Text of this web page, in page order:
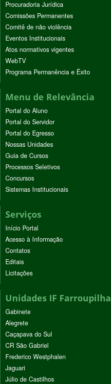
Procuradoria Jurídica
Comissões Permanentes
Comitê de não violência
Eventos Institucionais
Atos normativos vigentes
WebTV
Programa Permanência e Êxito
Menu de Relevância
Portal do Aluno
Portal do Servidor
Portal do Egresso
Nossas Unidades
Guia de Cursos
Processos Seletivos
Concursos
Sistemas Institucionais
Serviços
Início Portal
Acesso à Informação
Contatos
Editais
Licitações
Unidades IF Farroupilha
Gabinete
Alegrete
Caçapava do Sul
CR São Gabriel
Frederico Westphalen
Jaguari
Júlio de Castilhos